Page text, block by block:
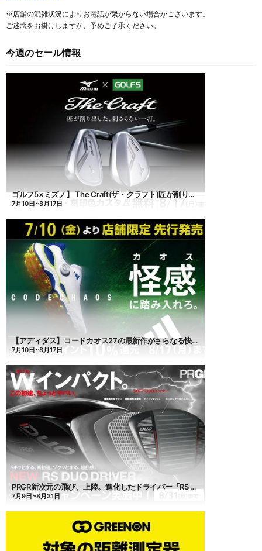
※店舗の混雑状況によりお電話が繋がらない場合がございます。
ご迷惑をお掛けしますが、予めご了承ください。
今週のセール情報